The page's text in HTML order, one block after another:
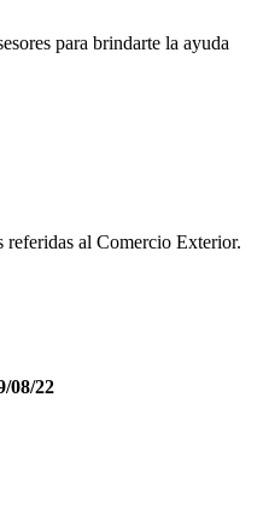
para brindarte la ayuda
referidas al Comercio Exterior.
08/22